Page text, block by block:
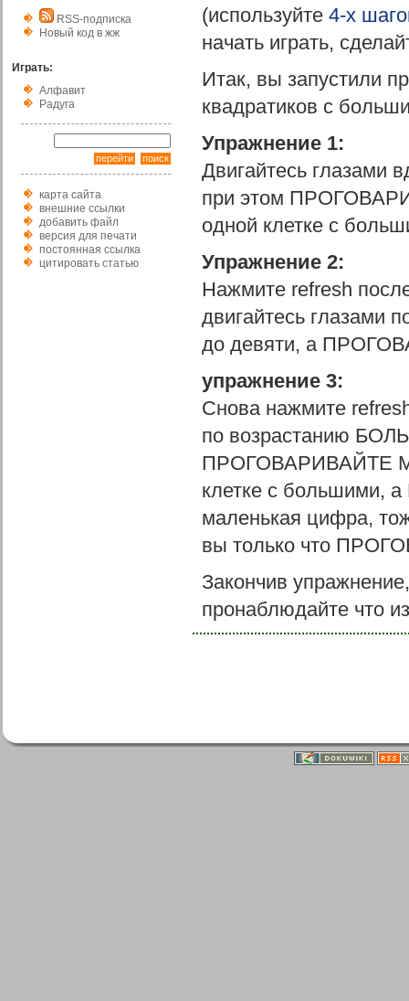
(используйте 4-х
начать играть,
Итак, вы запустили
квадратиков с
Упражнение 1:
Двигайтесь
при этом
одной клетке с
Упражнение 2:
Нажмите refresh
двигайтесь
до девяти, а
упражнение 3:
Снова нажмите
по возрастанию
ПРОГОВАРИВАЙТЕ
клетке с большими,
маленькая цифра,
вы только что
Закончив
пронаблюдайте что
RSS-подписка
Новый код в жж
Играть:
Алфавит
Радуга
карта сайта
внешние ссылки
добавить файл
версия для печати
постоянная ссылка
цитировать статью